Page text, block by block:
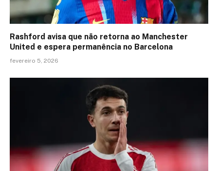
Rashford avisa que não retorna ao Manchester
United e espera permanência no Barcelona
fevereiro 5, 2026